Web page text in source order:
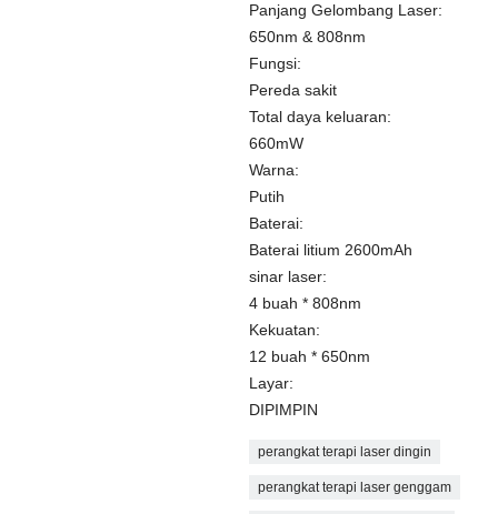
Panjang Gelombang Laser:
650nm & 808nm
Fungsi:
Pereda sakit
Total daya keluaran:
660mW
Warna:
Putih
Baterai:
Baterai litium 2600mAh
sinar laser:
4 buah * 808nm
Kekuatan:
12 buah * 650nm
Layar:
DIPIMPIN
perangkat terapi laser dingin
perangkat terapi laser genggam